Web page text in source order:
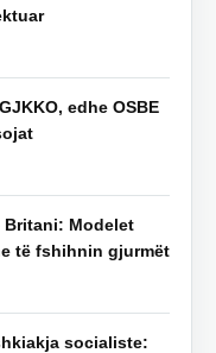
edhe OSBE
Modelet
të fshihnin gjurmët
socialiste: